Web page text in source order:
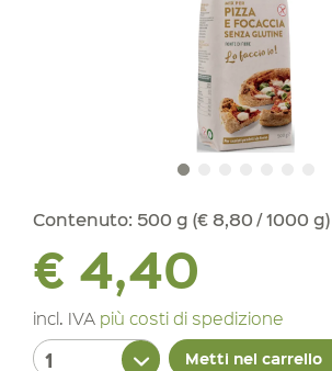
Contenuto: 500 g (€ 8,80 / 1000 g)
€ 4,40
incl. IVA più costi di spedizione
Metti nel carrello